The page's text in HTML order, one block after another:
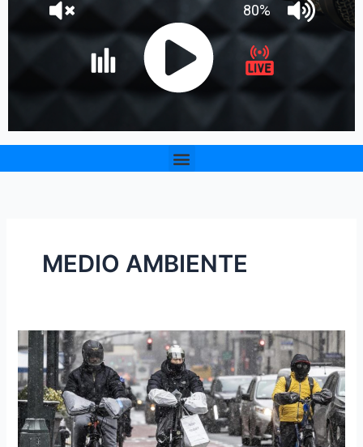
Menu
MEDIO AMBIENTE
Tormenta
de
nieve
deja
intensos
fríos